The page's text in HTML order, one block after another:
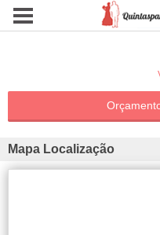
Mapa Localização